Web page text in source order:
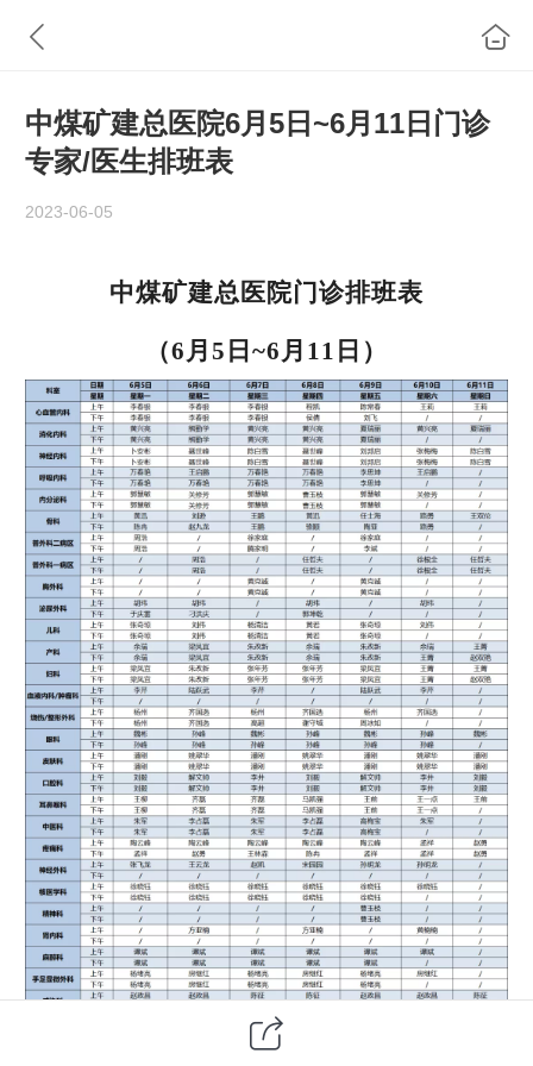
中煤矿建总医院6月5日~6月11日门诊
专家/医生排班表
2023-06-05
中煤矿建总医院门诊排班表
（6月5日~6月11日）